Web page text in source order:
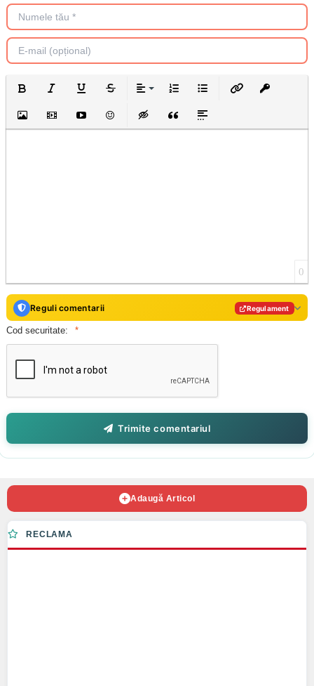
Bold Italic UnderlineStrikethrough
Align Ordered ListUnordered List
Insert LinkInsert
Insert ImageInsert VideoInsert media link
EmoticonsInsert hidden text
Insert QuoteInsert spoiler
0
Reguli comentarii Regulament
Cod securitate:
Trimite comentariul
Adaugă Articol
RECLAMA